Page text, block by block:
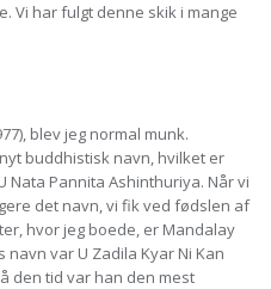
Vi har fulgt denne skik i mange
blev jeg normal munk.
buddhistisk navn, hvilket er
Nata Pannita Ashinthuriya. Når vi
det navn, vi fik ved fødslen af
hvor jeg boede, er Mandalay
var U Zadila Kyar Ni Kan
den tid var han den mest